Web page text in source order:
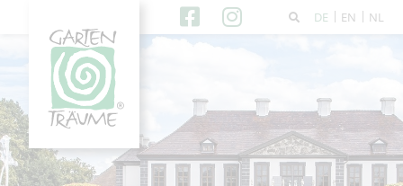
DE EN NL